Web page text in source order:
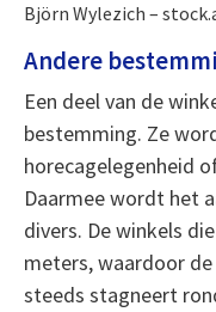
Björn Wylezich –
Andere
Een deel van de
bestemming. Ze
horecagelegenheid
Daarmee wordt het
divers. De winkels
meters, waardoor
steeds stagneert